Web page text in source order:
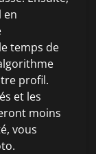
en
temps de
profil.
et les
moins
vous